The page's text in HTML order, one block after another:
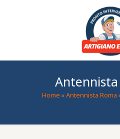
Home »Antennista Roma